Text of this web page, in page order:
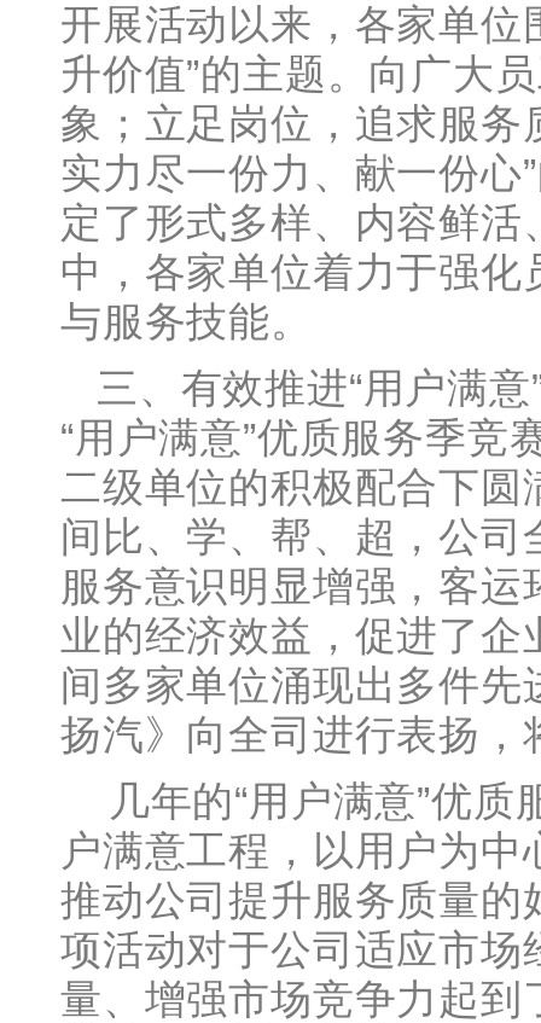
开展活动以来，各家单位
升价值”的主题。向广大
象；立足岗位，追求服
实力尽一份力、献一份心
定了形式多样、内容鲜
中，各家单位着力于强
与服务技能。
三、有效推进“用户满
“用户满意”优质服务季竞
二级单位的积极配合下
间比、学、帮、超，公
服务意识明显增强，客
业的经济效益，促进了
间多家单位涌现出多件
扬汽》向全司进行表扬
几年的“用户满意”优
户满意工程，以用户为
推动公司提升服务质量
项活动对于公司适应市
量、增强市场竞争力起